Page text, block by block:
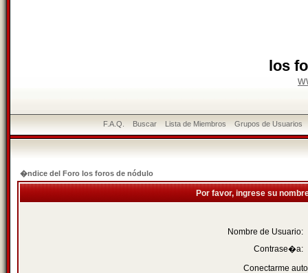
los
F.A.Q. Buscar Lista de Miembros Grupos de Usuarios
�ndice del Foro los foros de nódulo
Por favor, ingrese su
Nombre de Usuario:
Contrase�a:
Conectarme